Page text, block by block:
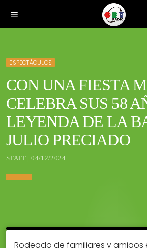
menu
ESPECTÁCULOS
CON UNA FIESTA
CELEBRA SUS 58
LEYENDA DE LA
JULIO PRECIADO
STAFF | 04/12/2024
Rodeado de familiares y amigos